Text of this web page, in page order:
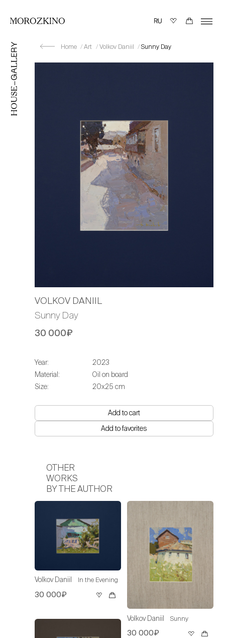
Home Art Volkov Daniil Sunny Day
VOLKOV DANIIL
Sunny Day
30 000₽
Year:
2023
Material:
Oil on board
Size:
20х25 cm
Add to cart
Add to favorites
OTHER
WORKS
BY THE AUTHOR
Volkov Daniil In the Evening
30 000₽
Volkov Daniil Sunny
30 000₽